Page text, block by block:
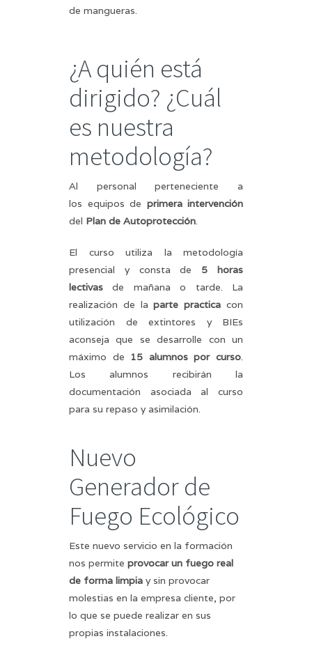
de mangueras.
¿A quién está
dirigido? ¿Cuál
es nuestra
metodología?
Al personal perteneciente a
los equipos de primera intervención
del Plan de Autoprotección.
El curso utiliza la metodología
presencial y consta de 5 horas
lectivas de mañana o tarde. La
realización de laparte practica con
utilización de extintores y BIEs
aconseja que se desarrolle con un
máximo de 15 alumnos por curso.
Los alumnos recibirán la
documentación asociada al curso
para su repaso y asimilación.
Nuevo
Generador de
Fuego Ecológico
Este nuevo servicio en la formación
nos permite provocar un fuego real
de forma limpia y sin provocar
molestias en la empresa cliente, por
lo que se puede realizar en sus
propias instalaciones.